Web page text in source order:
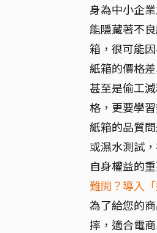
身為中小企
能隱藏著不
箱，很可能
紙箱的價格
甚至是偷工
格，更要學
紙箱的品質
或濕水測試
自身權益的
難開？導入
為了給您的
摔，適合電